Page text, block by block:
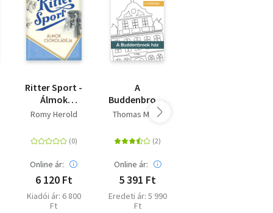
Ritter Sport -
Álmok
csokoládéja -
kiadás)
Romy Herold
Online ár:
6 120 Ft
Kiadói ár: 6 800
Ft
A
Buddenbrook
ház - Új
Thomas Mann
Online ár:
5 391 Ft
Eredeti ár: 5 990
Ft